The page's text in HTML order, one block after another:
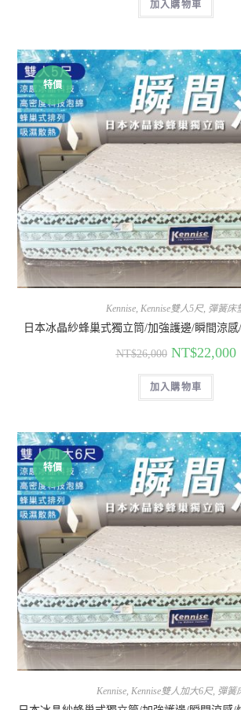
加入購物車
特價
Kennise, Kennise雙人5尺, 彈簧床
日本冰晶紗蜂巢式獨立筒/加強護邊/瞬間涼
NT$26,000 NT$22,000
加入購物車
特價
Kennise, Kennise雙人加大6尺, 彈簧